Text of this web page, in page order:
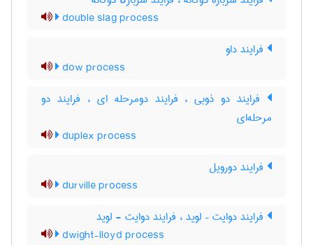
double slag process
فرایند داو
dow process
فرایند دو ذوبی ، فرایند دومرحله ای ، فرایند دو
مرحله‌ای
duplex process
فرایند دورویل
durville process
فرایند دوایت – لوید ، فرایند دوایت - لوید
dwight-lloyd process